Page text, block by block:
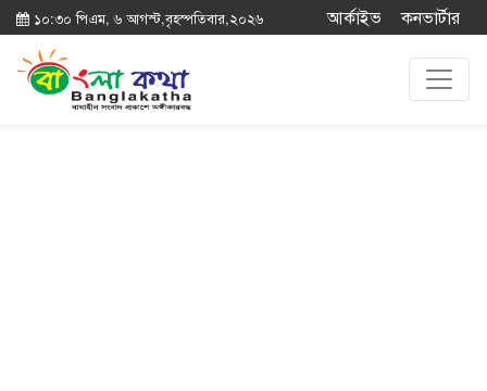
১০:৩০ পিএম, ৬ আগস্ট,বৃহস্পতিবার,২০২৬ আর্কাইভ কনভার্টার